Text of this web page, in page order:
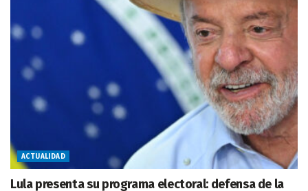
ACTUALIDAD
Lula presenta su programa electoral: defensa de la